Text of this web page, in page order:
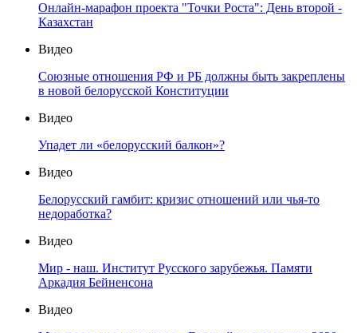
Онлайн-марафон проекта "Точки Роста": День второй -
Казахстан
Видео
Союзные отношения РФ и РБ должны быть закреплены
в новой белорусской Конституции
Видео
Упадет ли «белорусский балкон»?
Видео
Белорусский гамбит: кризис отношений или чья-то
недоработка?
Видео
Мир - наш. Институт Русского зарубежья. Памяти
Аркадия Бейненсона
Видео